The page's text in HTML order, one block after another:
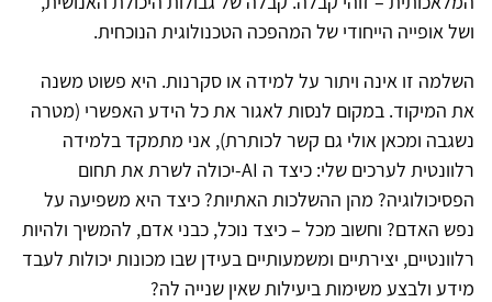
ושל אופייה הייחודי של המהפכה הטכנולוגית הנוכחית.
השלמה זו אינה ויתור על למידה או סקרנות. היא פשוט משנה
את המיקוד. במקום לנסות לאגור את כל הידע האפשרי (מטרה
נשגבה ומכאן אולי גם קשר לכותרת), אני מתמקד בלמידה
רלוונטית לערכים שלי: כיצד ה -AIיכולה לשרת את תחום
הפסיכולוגיה? מהן ההשלכות האתיות? כיצד היא משפיעה על
נפש האדם? וחשוב מכל – כיצד נוכל, כבני אדם, להמשיך ולהיות
רלוונטיים, יצירתיים ומשמעותיים בעידן שבו מכונות יכולות לעבד
מידע ולבצע משימות ביעילות שאין שנייה לה?